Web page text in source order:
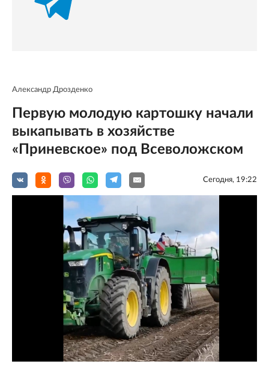
Александр Дрозденко
Первую молодую картошку начали
выкапывать в хозяйстве
«Приневское» под Всеволожском
Сегодня, 19:22